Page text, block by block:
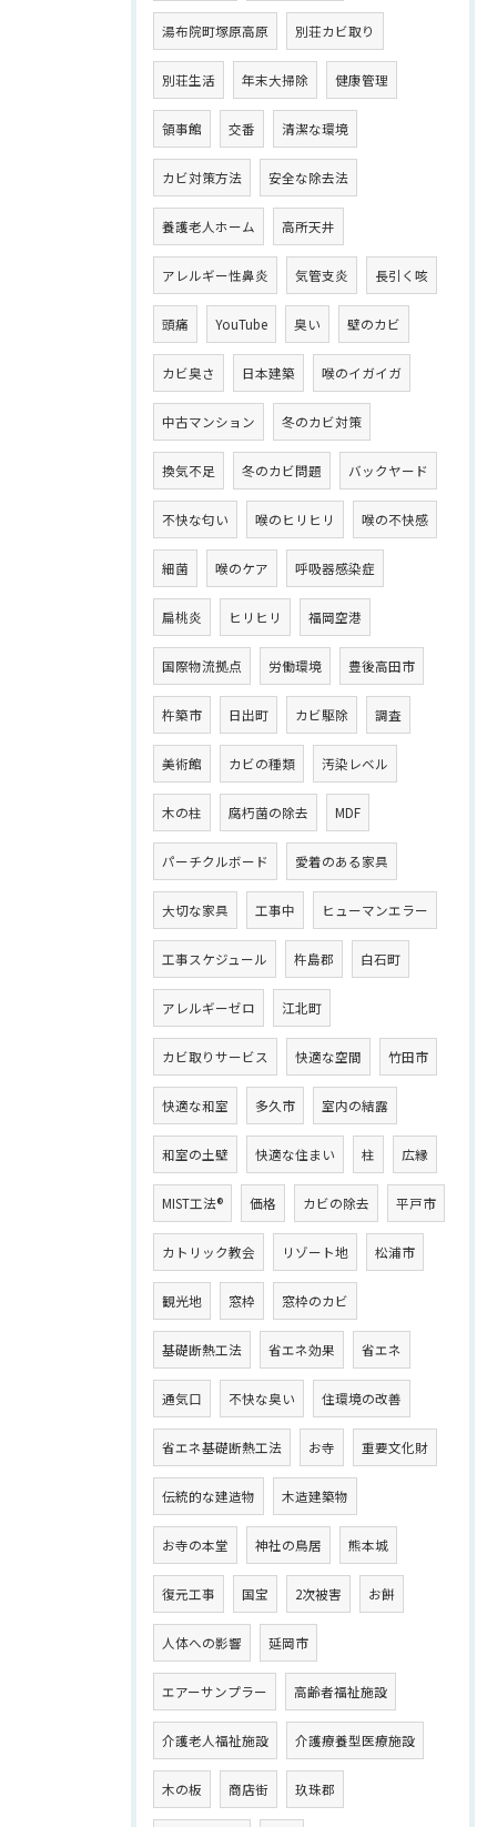
湯布院町塚原高原 別荘カビ取り
別荘生活 年末大掃除 健康管理
領事館 交番 清潔な環境
カビ対策方法 安全な除去法
養護老人ホーム 高所天井
アレルギー性鼻炎 気管支炎 長引く咳
頭痛 YouTube 臭い 壁のカビ
カビ臭さ 日本建築 喉のイガイガ
中古マンション 冬のカビ対策
換気不足 冬のカビ問題 バックヤード
不快な匂い 喉のヒリヒリ 喉の不快感
細菌 喉のケア 呼吸器感染症
扁桃炎 ヒリヒリ 福岡空港
国際物流拠点 労働環境 豊後高田市
杵築市 日出町 カビ駆除 調査
美術館 カビの種類 汚染レベル
木の柱 腐朽菌の除去 MDF
パーチクルボード 愛着のある家具
大切な家具 工事中 ヒューマンエラー
工事スケジュール 杵島郡 白石町
アレルギーゼロ 江北町
カビ取りサービス 快適な空間 竹田市
快適な和室 多久市 室内の結露
和室の土壁 快適な住まい 柱 広縁
MIST工法® 価格 カビの除去 平戸市
カトリック教会 リゾート地 松浦市
観光地 窓枠 窓枠のカビ
基礎断熱工法 省エネ効果 省エネ
通気口 不快な臭い 住環境の改善
省エネ基礎断熱工法 お寺 重要文化財
伝統的な建造物 木造建築物
お寺の本堂 神社の鳥居 熊本城
復元工事 国宝 2次被害 お餅
人体への影響 延岡市
エアーサンプラー 高齢者福祉施設
介護老人福祉施設 介護療養型医療施設
木の板 商店街 玖珠郡